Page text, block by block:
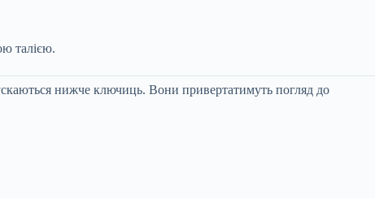
талією.
нижче ключиць. Вони привертатимуть погляд до